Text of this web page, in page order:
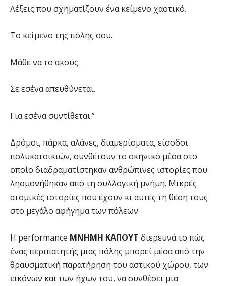
Λέξεις που σχηματίζουν ένα κείμενο χαοτικό.
Το κείμενο της πόλης σου.
Μάθε να το ακούς.
Σε εσένα απευθύνεται.
Για εσένα συντίθεται.”
Δρόμοι, πάρκα, αλάνες, διαμερίσματα, είσοδοι
πολυκατοικιών, συνθέτουν το σκηνικό μέσα στο
οποίο διαδραματίστηκαν ανθρώπινες ιστορίες που
λησμονήθηκαν από τη συλλογική μνήμη. Μικρές
ατομικές ιστορίες που έχουν κι αυτές τη θέση τους
στο μεγάλο αφήγημα των πόλεων.
Η performance ΜΝΗΜΗ ΚΑΠΟΥΤ διερευνά το πώς
ένας περιπατητής μιας πόλης μπορεί μέσα από την
θραυσματική παρατήρηση του αστικού χώρου, των
εικόνων και των ήχων του, να συνθέσει μια